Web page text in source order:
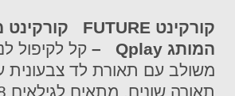
קורקינט FUTURE
המותג Qplay
– קל לקיפול
משולב עם תאורת לד צבעונית